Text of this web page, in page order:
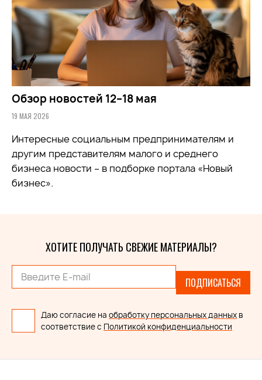
Обзор новостей 12–18 мая
19 МАЯ 2026
Интересные социальным предпринимателям и
другим представителям малого и среднего
бизнеса новости – в подборке портала «Новый
бизнес».
ХОТИТЕ ПОЛУЧАТЬ СВЕЖИЕ МАТЕРИАЛЫ?
ПОДПИСАТЬСЯ
Даю согласие на обработку персональных данных в
соответствие с Политикой конфиденциальности